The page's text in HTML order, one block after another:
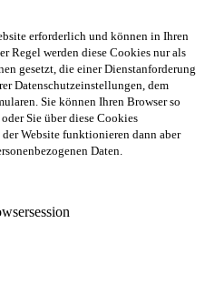
erforderlich und können in Ihren
Regel werden diese Cookies nur als
gesetzt, die einer Dienstanforderung
Datenschutzeinstellungen, dem
Sie können Ihren Browser so
Sie über diese Cookies
Website funktionieren dann aber
Daten.